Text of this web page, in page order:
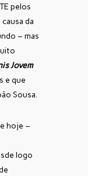
pelos
da
– mas
Jovem
e que
Sousa.
hoje –
logo